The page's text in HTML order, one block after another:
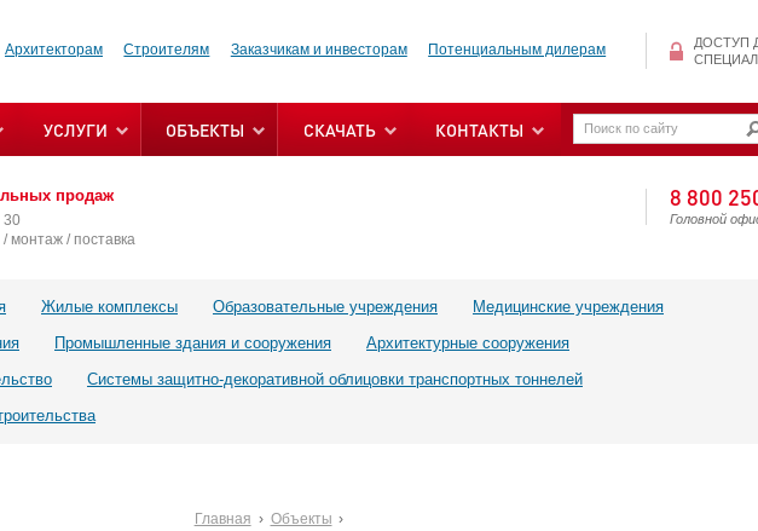
Архитекторам Строителям Заказчикам и инвесторам Потенциальным дилерам
ДОСТУП
УСЛУГИ ОБЪЕКТЫ СКАЧАТЬ КОНТАКТЫ
продаж
30
монтаж / поставка
8 800
Головной
Жилые комплексы Образовательные учреждения
Медицинские учреждения
Промышленные здания и сооружения
Архитектурные сооружения
Системы защитно-декоративной облицовки транспортных тоннелей
Главная Объекты